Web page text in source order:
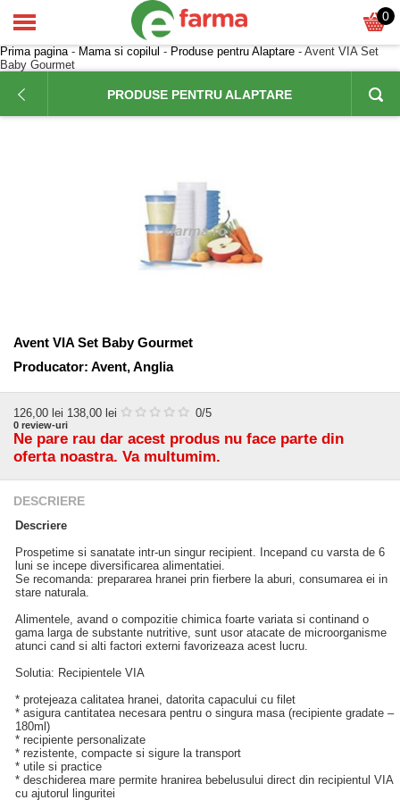
0
Prima pagina- Mama si copilul - Produse pentru Alaptare - Avent VIA Set
Baby Gourmet
PRODUSE PENTRU ALAPTARE
Avent VIA Set Baby Gourmet
Producator: Avent, Anglia
126,00 lei 138,00 lei 0/5
0 review-uri
Ne pare rau dar acest produs nu face parte din
oferta noastra. Va multumim.
DESCRIERE
Descriere
Prospetime si sanatate intr-un singur recipient. Incepand cu varsta de 6
luni se incepe diversificarea alimentatiei.
Se recomanda: prepararea hranei prin fierbere la aburi, consumarea ei in
stare naturala.
Alimentele, avand o compozitie chimica foarte variata si continand o
gama larga de substante nutritive, sunt usor atacate de microorganisme
atunci cand si alti factori externi favorizeaza acest lucru.
Solutia: Recipientele VIA
* protejeaza calitatea hranei, datorita capacului cu filet
* asigura cantitatea necesara pentru o singura masa (recipiente gradate –
180ml)
* recipiente personalizate
* rezistente, compacte si sigure la transport
* utile si practice
* deschiderea mare permite hranirea bebelusului direct din recipientul VIA
cu ajutorul linguritei